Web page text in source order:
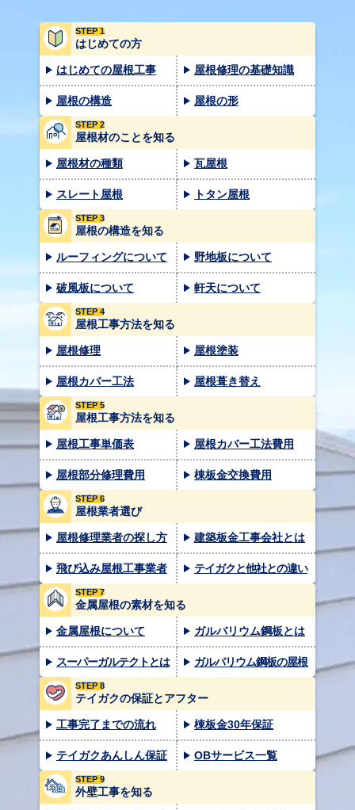
STEP 1
はじめての方
はじめての屋根工事 屋根修理の基礎知識
屋根の構造 屋根の形
STEP 2
屋根材のことを知る
屋根材の種類 瓦屋根
スレート屋根 トタン屋根
STEP 3
屋根の構造を知る
ルーフィングについて 野地板について
破風板について 軒天について
STEP 4
屋根工事方法を知る
屋根修理 屋根塗装
屋根カバー工法 屋根葺き替え
STEP 5
屋根工事方法を知る
屋根工事単価表 屋根カバー工法費用
屋根部分修理費用 棟板金交換費用
STEP 6
屋根業者選び
屋根修理業者の探し方 建築板金工事会社とは
飛び込み屋根工事業者 テイガクと他社との違い
STEP 7
金属屋根の素材を知る
金属屋根について ガルバリウム鋼板とは
スーパーガルテクトとは ガルバリウム鋼板の屋根
STEP 8
テイガクの保証とアフター
工事完了までの流れ 棟板金30年保証
テイガクあんしん保証 OBサービス一覧
STEP 9
外壁工事を知る